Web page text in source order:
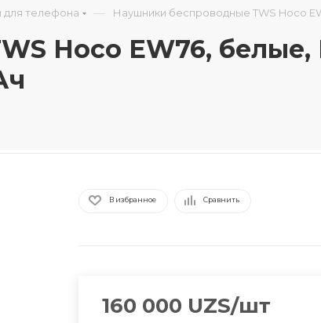
для телефона — Наушники беспроводные TWS Hoco
Hoco EW76, белые,
В избранное Сравнить
160 000 UZS/шт